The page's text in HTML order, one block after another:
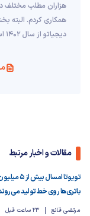
هزاران مطلب مختلف
همکاری کردم. البته
دیجیاتو از سال 1402 است.
مقالات و اخبار مرتبط
تویوتا
باتری‌ها روی خط تولید
مرتضی قانع 23 ساعت قبل